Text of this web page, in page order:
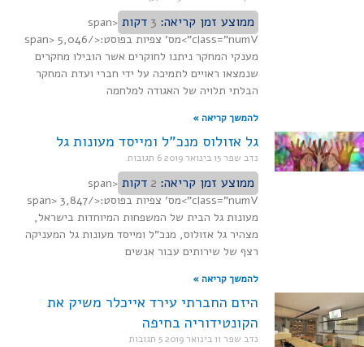
ממוצע זמן קריאה:3 דקות
<span
class="numV">מס' צפיות בפוסט:</span> 5,046
מענקי המחקר ניתנו לחוקרים אשר הובילו מחקרים
שנמצאו ראויים לתמיכה על ידי חברי ועדת המחקר
הבלתי תלויה של האגודה למלחמה
להמשך קריאה »
גל אזולוס מנכ"ל ומייסד מעונות גל
נדב שפר15 בינואר 2019 6 תגובות
ממוצע זמן קריאה:2 דקות
<span
class="numV">מס' צפיות בפוסט:</span> 3,847
מעונות גל הבית של המשפחות המיוחדות בישראל,
מצהיר גל אזולוס, מנכ"ל ומייסד מעונות גל המעניקה
רצף של שירותים עבור אנשים
להמשך קריאה »
היזם החברתי עירד אייכלר משיק את
הקונטידוריה בחיפה
נדב שפר11 בינואר 2019 5 תגובות